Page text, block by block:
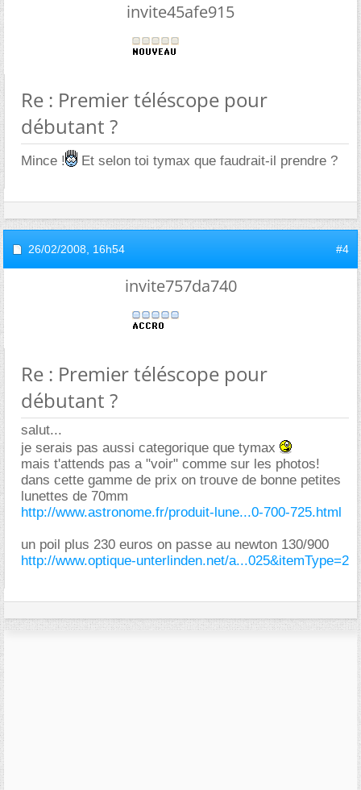
invite45afe915
Re : Premier téléscope pour
débutant ?
Mince ! Et selon toi tymax que faudrait-il prendre ?
26/02/2008, 16h54 #4
invite757da740
Re : Premier téléscope pour
débutant ?
salut...
je serais pas aussi categorique que tymax
mais t'attends pas a "voir" comme sur les photos!
dans cette gamme de prix on trouve de bonne petites
lunettes de 70mm
http://www.astronome.fr/produit-lune...0-700-725.html
un poil plus 230 euros on passe au newton 130/900
http://www.optique-unterlinden.net/a...025&itemType=2